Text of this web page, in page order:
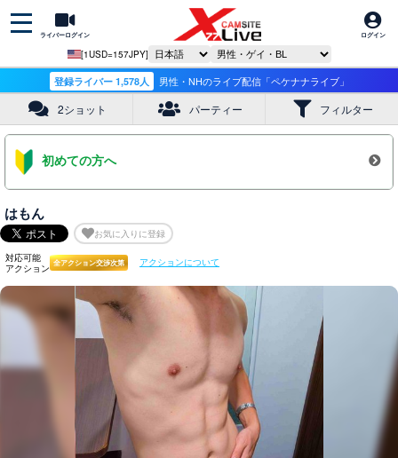
ライバーログイン ログイン
[1USD=157JPY]
登録ライバー 1,578人 男性・NHのライブ配信「ペケナナライブ」
2ショット パーティー フィルター
初めての方へ
はもん
お気に入りに登録
対応可能
アクション 全アクション交渉次第 アクションについて